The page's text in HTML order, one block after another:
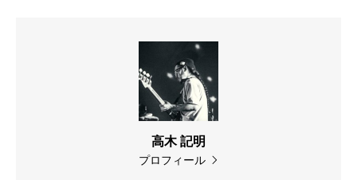
高木 記明
プロフィール